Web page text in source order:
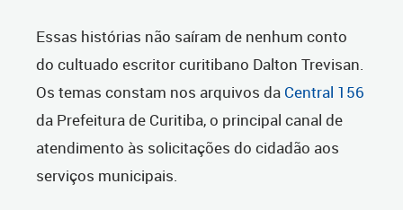
Essas histórias não saíram de nenhum conto
do cultuado escritor curitibano Dalton Trevisan.
Os temas constam nos arquivos da Central 156
da Prefeitura de Curitiba, o principal canal de
atendimento às solicitações do cidadão aos
serviços municipais.